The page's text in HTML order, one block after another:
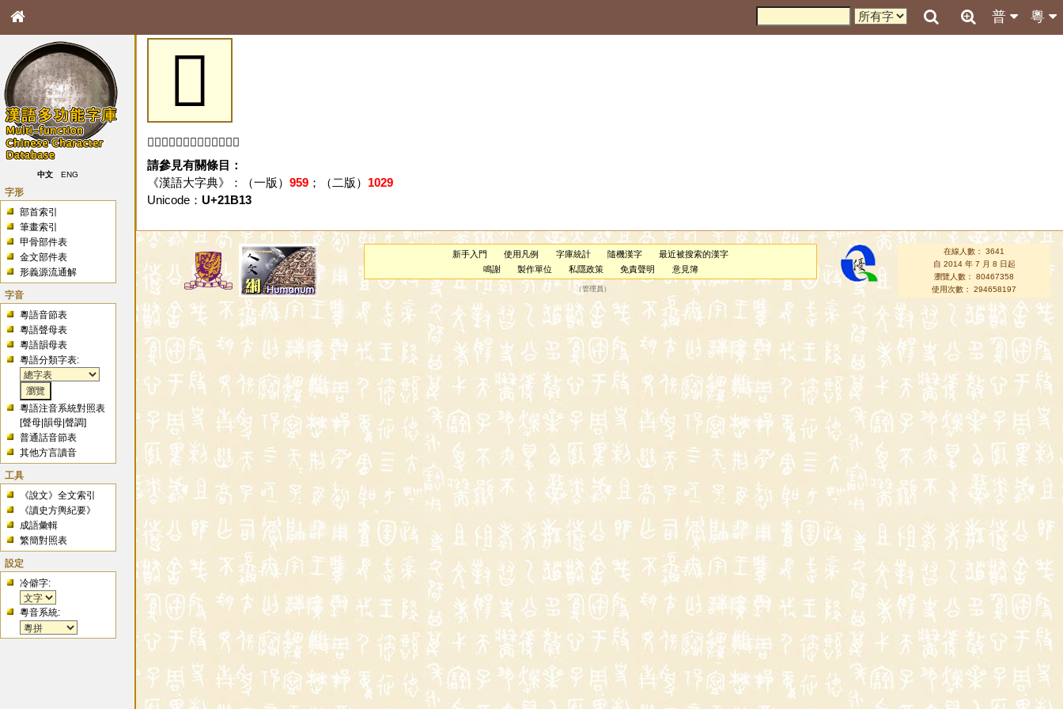
粵
普
中文 ENG
字形
部首索引
筆畫索引
甲骨部件表
金文部件表
形義源流通解
字音
粵語音節表
粵語聲母表
粵語韻母表
粵語分類字表:
粵語注音系統對照表
[聲母 |韻母 |聲調]
普通話音節表
其他方言讀音
工具
《說文》全文索引
《讀史方輿紀要》
成語彙輯
繁簡對照表
設定
冷僻字:
粵音系統:
𡬓
「𡬓」字未收錄於本資料庫。
請參見有關條目：
《漢語大字典》：（一版） 959；（二版） 1029
Unicode： U+21B13
新手入門 使用凡例 字庫統計 隨機漢字
最近被搜索的漢字
鳴謝
製作單位 私隱政策 免責聲明 意見簿
（管理員 ）
在線人數： 3641
自 2014 年 7 月 8 日起
瀏覽人數： 80467358
使用次數： 294658197